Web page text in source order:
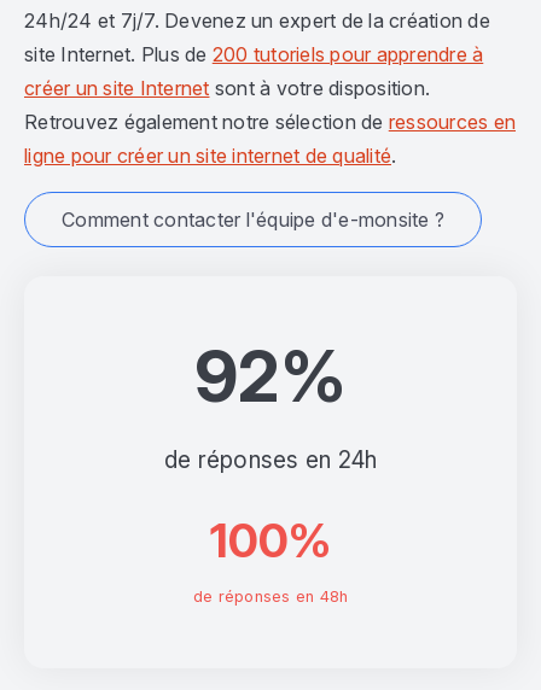
92%
de réponses en 24h
100%
de réponses en 48h
24h/24 et 7j/7. Devenez un expert de la création de
site Internet. Plus de 200 tutoriels pour apprendre à
créer un site Internet sont à votre disposition.
Retrouvez également notre sélection de ressources en
ligne pour créer un site internet de qualité.
Comment contacter l'équipe d'e-monsite ?